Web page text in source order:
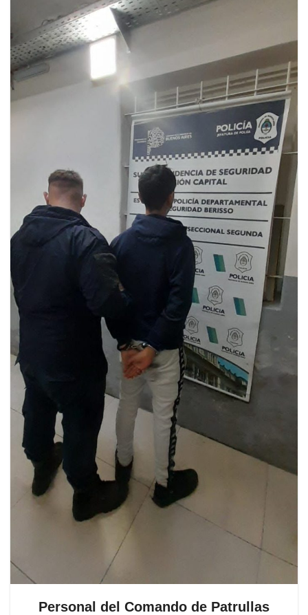
Personal del Comando de Patrullas